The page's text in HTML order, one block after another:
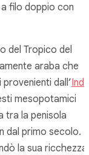
filo doppio con
del Tropico del
araba che
dall’
mesopotamici
tra la penisola
dal primo secolo.
la sua ricchezza,